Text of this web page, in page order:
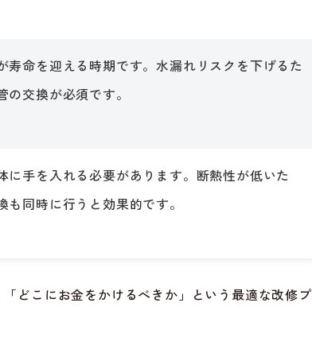
寿命を迎える時期です。水漏れリスクを下げるた
の交換が必須です。
に手を入れる必要があります。断熱性が低いた
も同時に行うと効果的です。
どこにお金をかけるべきか」という最適な改修プ